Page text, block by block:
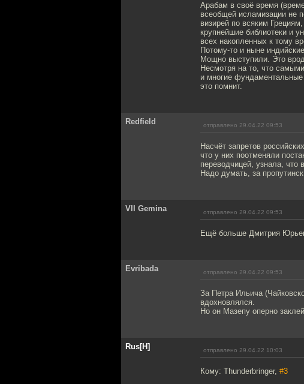
Арабам в своё время
всеобщей исламизации не
визирей по всяким
крупнейшие библиотеки и
всех накопленных к тому
Потому-то и ныне
Мощно выступили. Это
Несмотря на то, что
и многие
это помнит.
Redfield отправлено 29.04.22 09:53
Насчёт запретов
что у них поотменяли
переводчицей, узнала, что
Надо думать, за
VII Gemina отправлено 29.04.22 09:53
Ещё больше Дмитрия
Evribada отправлено 29.04.22 09:53
За Петра Ильича
вдохновлялся.
Но он Мазепу оперно
Rus[H] отправлено 29.04.22 10:03
Кому: Thunderbringer, #3